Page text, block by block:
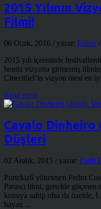
2015 Yılının
Filmi!
06 Ocak, 2016 / yazar: Editör/
2015 yılı içerisinde
henüz vizyona girmemiş
Cineritüel’in vizyon ötesi en
Read more
Cavalo Dinheiro
Düşleri
02 Aralık, 2015 / yazar: Fatih
Portekizli yönetmen Pedro
Parası) filmi, genelde göçmen
konuya sahip olsa da özelde,
hayatı ...